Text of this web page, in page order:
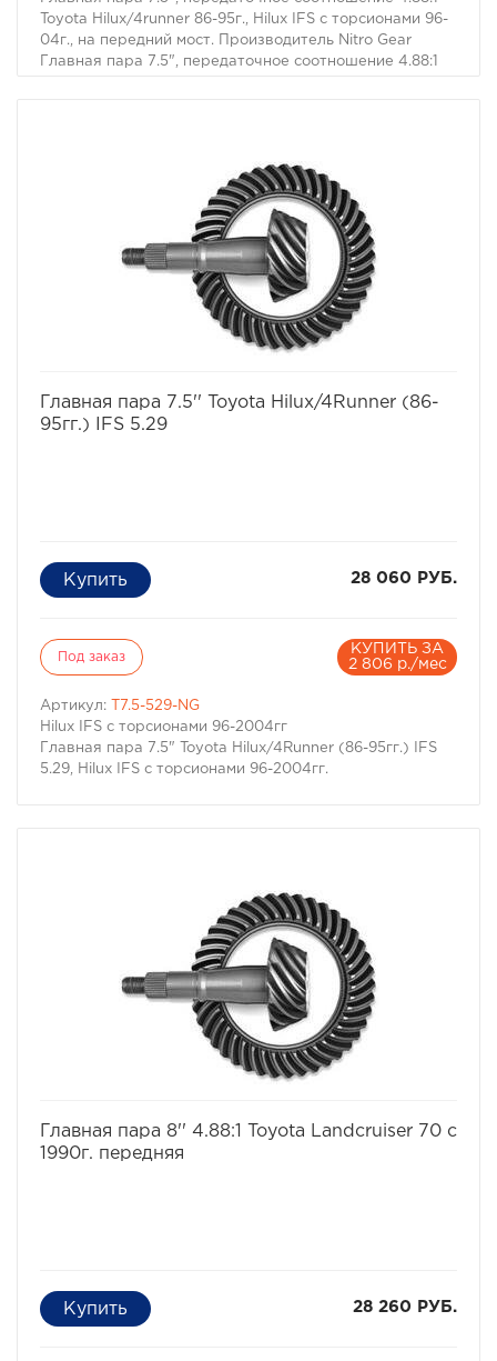
Toyota Hilux/4runner 86-95г., Hilux IFS с торсионами 96-
04г., на передний мост. Производитель Nitro Gear
Главная пара 7.5", передаточное соотношение 4.88:1
Главная пара 7.5'' Toyota Hilux/4Runner (86-
95гг.) IFS 5.29
28 060 РУБ.
Под заказ
КУПИТЬ ЗА
2 806 р./мес
Артикул:
T7.5-529-NG
Hilux IFS с торсионами 96-2004гг
Главная пара 7.5" Toyota Hilux/4Runner (86-95гг.) IFS
5.29, Hilux IFS с торсионами 96-2004гг.
Главная пара 8'' 4.88:1 Toyota Landcruiser 70 c
1990г. передняя
28 260 РУБ.